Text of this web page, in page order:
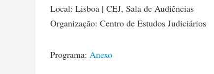
Local: Lisboa | CEJ, Sala de Audiências
Organização: Centro de Estudos Judiciários
Programa: Anexo